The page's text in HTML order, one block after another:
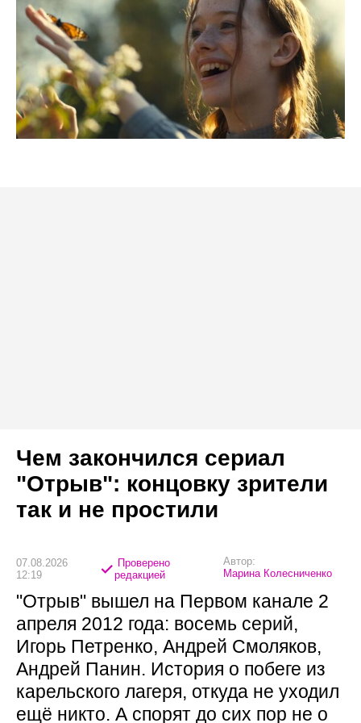
Чем закончился сериал
"Отрыв": концовку зрители
так и не простили
07.08.2026
12:19
Проверено
редакцией
Автор:
Марина Колесниченко
"Отрыв" вышел на Первом канале 2
апреля 2012 года: восемь серий,
Игорь Петренко, Андрей Смоляков,
Андрей Панин. История о побеге из
карельского лагеря, откуда не уходил
ещё никто. А спорят до сих пор не о